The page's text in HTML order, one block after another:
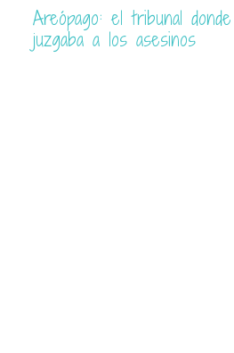
Areópago: el tribunal
juzgaba a los asesinos